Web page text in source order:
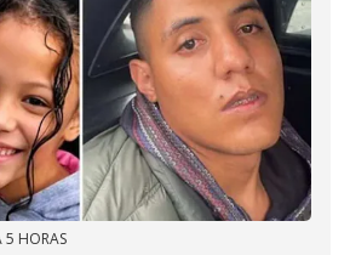
5 HORAS